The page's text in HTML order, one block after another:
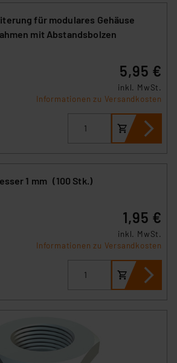
für modulares Gehäuse
mit Abstandsbolzen
5,95 €
inkl. MwSt.
Informationen zu Versandkosten
1 mm (100 Stk.)
1,95 €
inkl. MwSt.
Informationen zu Versandkosten